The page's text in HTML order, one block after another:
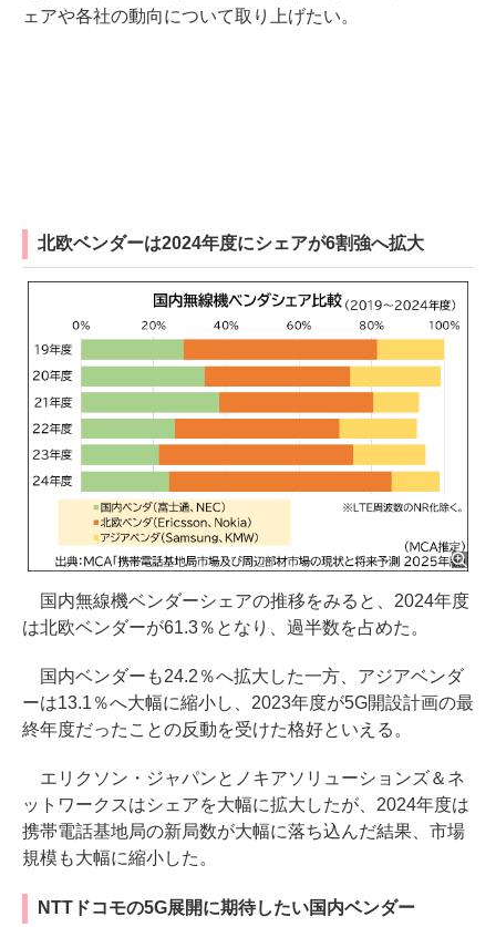
ェアや各社の動向について取り上げたい。
北欧ベンダーは2024年度にシェアが6割強へ拡大
国内無線機ベンダーシェアの推移をみると、2024年度
は北欧ベンダーが61.3％となり、過半数を占めた。
国内ベンダーも24.2％へ拡大した一方、アジアベンダ
ーは13.1％へ大幅に縮小し、2023年度が5G開設計画の最
終年度だったことの反動を受けた格好といえる。
エリクソン・ジャパンとノキアソリューションズ＆ネ
ットワークスはシェアを大幅に拡大したが、2024年度は
携帯電話基地局の新局数が大幅に落ち込んだ結果、市場
規模も大幅に縮小した。
NTTドコモの5G展開に期待したい国内ベンダー